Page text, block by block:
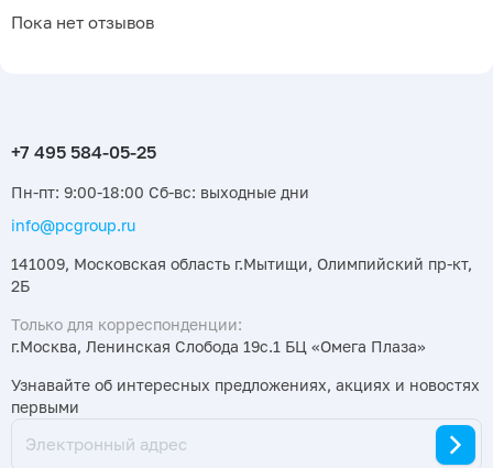
Пока нет отзывов
Пн-пт: 9:00-18:00 Сб-вс: выходные дни
info@pcgroup.ru
141009, Московская область г.Мытищи, Олимпийский пр-кт,
2Б
Только для корреспонденции:
г.Москва, Ленинская Слобода 19с.1 БЦ «Омега Плаза»
Узнавайте об интересных предложениях, акциях и новостях
первыми